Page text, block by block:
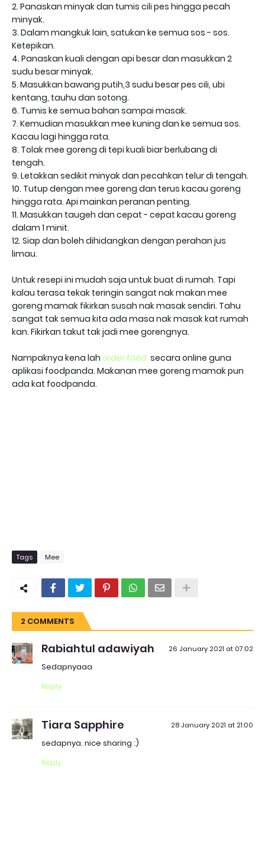
2. Panaskan minyak dan tumis cili pes hingga pecah
minyak.
3. Dalam mangkuk lain, satukan ke semua sos - sos.
Ketepikan.
4. Panaskan kuali dengan api besar dan masukkan 2
sudu besar minyak.
5. Masukkan bawang putih,3 sudu besar pes cili, ubi
kentang, tauhu dan sotong.
6. Tumis ke semua bahan sampai masak.
7. Kemudian masukkan mee kuning dan ke semua sos.
Kacau lagi hingga rata.
8. Tolak mee goreng di tepi kuali biar berlubang di
tengah.
9. Letakkan sedikit minyak dan pecahkan telur di tengah.
10. Tutup dengan mee goreng dan terus kacau goreng
hingga rata. Api mainkan peranan penting.
11. Masukkan taugeh dan cepat - cepat kacau goreng
dalam 1 minit.
12. Siap dan boleh dihidangkan dengan perahan jus
limau.
Untuk resepi ini mudah saja untuk buat di rumah. Tapi
kalau terasa tekak teringin sangat nak makan mee
goreng mamak fikirkan susah nak masak sendiri. Tahu
sangat tak semua kita ada masa nak masak kat rumah
kan. Fikirkan takut tak jadi mee gorengnya.
Nampaknya kena lah order food secara online guna
aplikasi foodpanda. Makanan mee goreng mamak pun
ada kat foodpanda.
Tags Mee
2 COMMENTS
Rabiahtul adawiyah 26 January 2021 at 07:02
Sedapnyaaa
Reply
Tiara Sapphire 28 January 2021 at 21:00
sedapnya. nice sharing :)
Reply